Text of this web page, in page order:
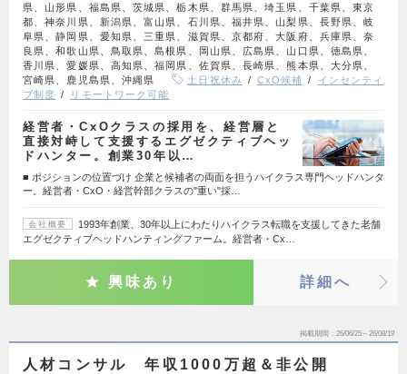
県、山形県、福島県、茨城県、栃木県、群馬県、埼玉県、千葉県、東京
都、神奈川県、新潟県、富山県、石川県、福井県、山梨県、長野県、岐
阜県、静岡県、愛知県、三重県、滋賀県、京都府、大阪府、兵庫県、奈
良県、和歌山県、鳥取県、島根県、岡山県、広島県、山口県、徳島県、
香川県、愛媛県、高知県、福岡県、佐賀県、長崎県、熊本県、大分県、
宮崎県、鹿児島県、沖縄県
土日祝休み CxO候補
インセンティ
ブ制度
リモートワーク可能
経営者・CxOクラスの採用を、経営層と
直接対峙して支援するエグゼクティブヘッ
ドハンター。創業30年以…
■ ポジションの位置づけ 企業と候補者の両面を担うハイクラス専門ヘッドハンタ
ー。経営者・CxO・経営幹部クラスの"重い"採…
会社概要
1993年創業、30年以上にわたりハイクラス転職を支援してきた老舗
エグゼクティブヘッドハンティングファーム。経営者・Cx…
興味あり 詳細へ
掲載期間 26/06/25～26/08/19
人材コンサル 年収1000万超＆非公開